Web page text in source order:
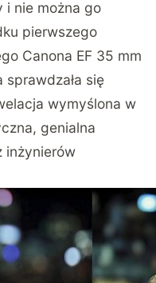
i nie można go
pierwszego
Canona EF 35 mm
sprawdzała się
wymyślona w
genialna
inżynierów